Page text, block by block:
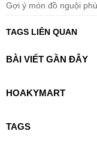
Gợi ý món đồ nguội
TAGS LIÊN QUAN
BÀI VIẾT GẦN ĐÂY
HOAKYMART
TAGS